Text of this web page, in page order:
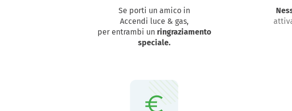
Se porti un amico in
Accendi luce & gas,
per entrambi un ringraziamento
speciale.